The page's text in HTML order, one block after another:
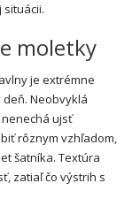
moletky
je extrémne
Neobvyklá
ujsť
rôznym vzhľadom,
šatníka. Textúra
zatiaľ čo výstrih s